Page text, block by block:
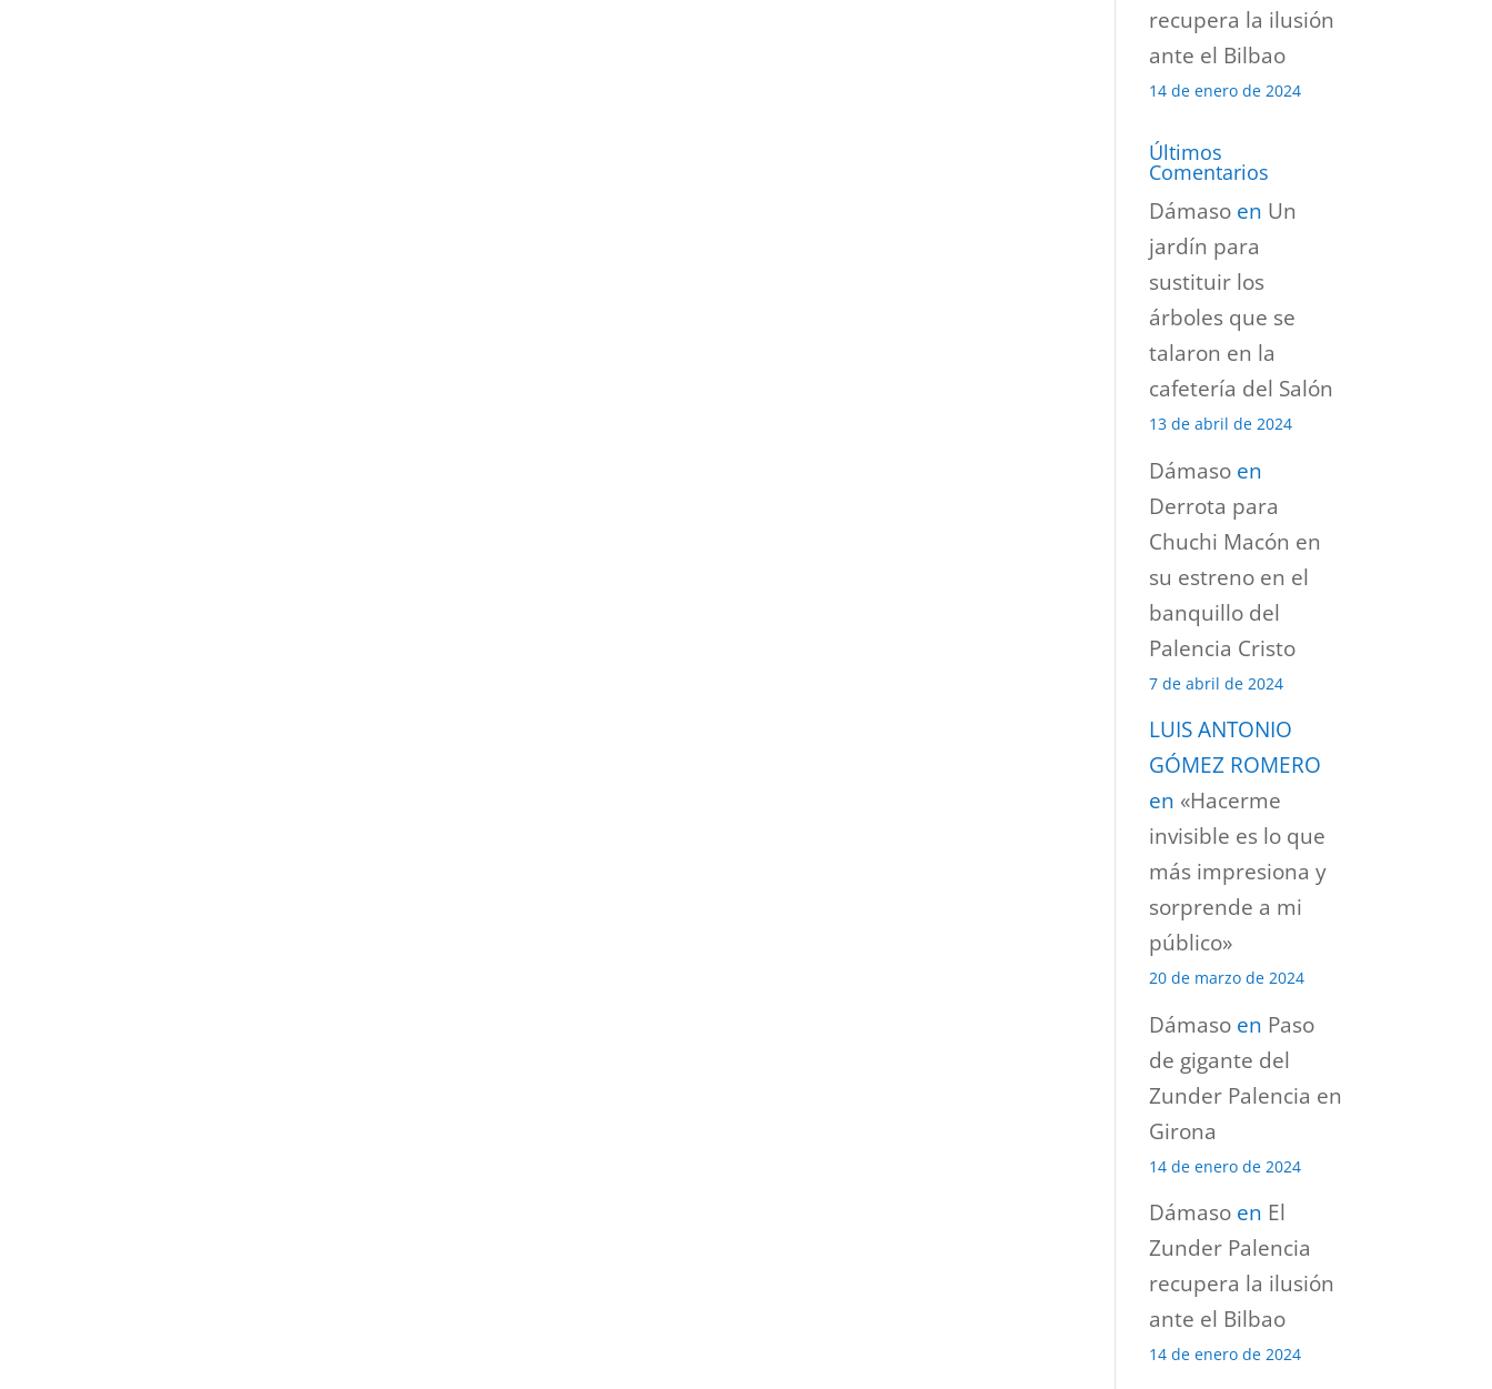
recupera la ilusión
ante el Bilbao
14 de enero de 2024
Últimos
Comentarios
Dámaso en Un
jardín para
sustituir los
árboles que se
talaron en la
cafetería del Salón
13 de abril de 2024
Dámaso en
Derrota para
Chuchi Macón en
su estreno en el
banquillo del
Palencia Cristo
7 de abril de 2024
LUIS ANTONIO
GÓMEZ ROMERO
en «Hacerme
invisible es lo que
más impresiona y
sorprende a mi
público»
20 de marzo de 2024
Dámaso en Paso
de gigante del
Zunder Palencia en
Girona
14 de enero de 2024
Dámaso en El
Zunder Palencia
recupera la ilusión
ante el Bilbao
14 de enero de 2024